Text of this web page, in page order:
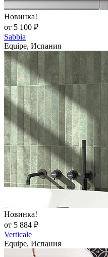
Новинка!
от 5 100 ₽
Sabbia
Equipe, Испания
Новинка!
от 5 884 ₽
Verticale
Equipe, Испания